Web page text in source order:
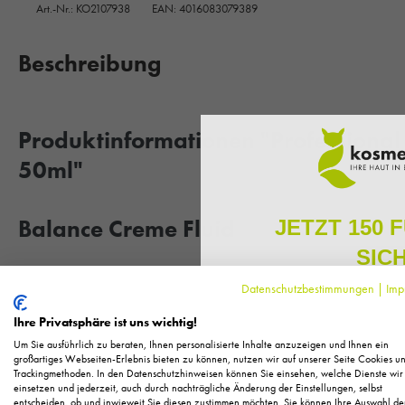
Art.-Nr.: KO2107938 EAN: 4016083079389
Beschreibung
Produktinformationen
50ml"
Balance Creme Fluid
beruhigende und talgnormalisierende Creme für die
bringt die Sebumproduktion der Haut wieder in ihr
beugt der neuen Entstehung von Pickeln, Pusteln und
Hyaluronsäure spendet langanhaltende Feuchtigkeit
das Ergebnis: ein glatter und zarter Teint
Datenschutzbestimmungen |
Ihre Privatsphäre ist uns wichtig!
Um Sie ausführlich zu beraten, Ihnen personalisierte Inhalte anzuzeigen und Ihnen ein
großartiges Webseiten-Erlebnis bieten zu können, nutzen wir auf unserer Seite Cookies
Trackingmethoden. In den Datenschutzhinweisen können Sie einsehen, welche Dienste wir
einsetzen und jederzeit, auch durch nachträgliche Änderung der Einstellungen, selbst
JETZT 150
Melden Sie sich zu
regelmäßig exklusive
Pflege, neue Produkte
Als kleines Dankeschön für
Ihnen150 Fuchstaler*, die
Einkauf